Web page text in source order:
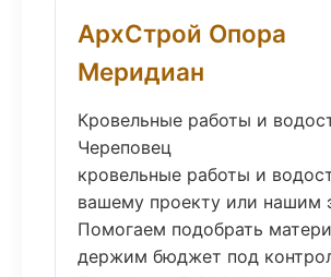
АрхСтрой Опора
Меридиан
Кровельные работы и
Череповец
кровельные работы и
вашему проекту или нашим
Помогаем подобрать
держим бюджет под